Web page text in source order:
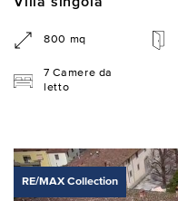
Villa singola
800 mq
7 Camere da
letto
RE/MAX Collection